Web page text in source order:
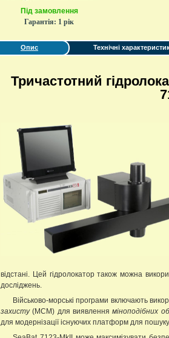
Під замовлення
Гарантія: 1 рік
Опис Технічні
Тричастотний
відстані. Цей гідролокатор також можна
досліджень.
Військово-морські програми включають
захисту(MCM) для виявленняміноподібних
для модернізації існуючих платформ для